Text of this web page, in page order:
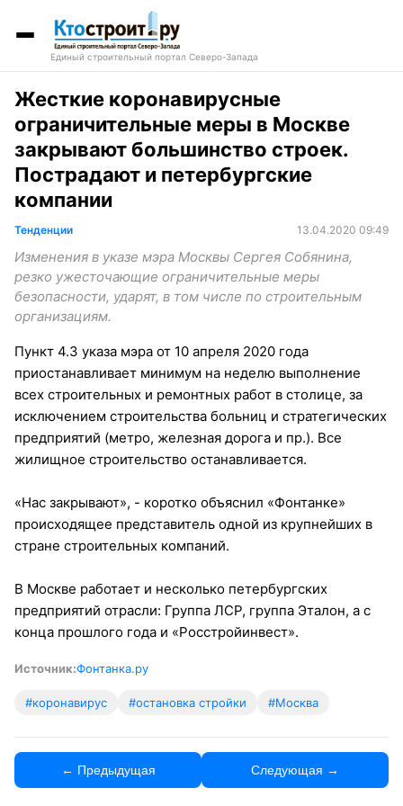
Единый строительный портал Северо-Запада
Жесткие коронавирусные
ограничительные меры в Москве
закрывают большинство строек.
Пострадают и петербургские
компании
Тенденции 13.04.2020 09:49
Изменения в указе мэра Москвы Сергея Собянина,
резко ужесточающие ограничительные меры
безопасности, ударят, в том числе по строительным
организациям.
Пункт 4.3 указа мэра от 10 апреля 2020 года
приостанавливает минимум на неделю выполнение
всех строительных и ремонтных работ в столице, за
исключением строительства больниц и стратегических
предприятий (метро, железная дорога и пр.). Все
жилищное строительство останавливается.
«Нас закрывают», - коротко объяснил «Фонтанке»
происходящее представитель одной из крупнейших в
стране строительных компаний.
В Москве работает и несколько петербургских
предприятий отрасли: Группа ЛСР, группа Эталон, а с
конца прошлого года и «Росстройинвест».
Источник:Фонтанка.ру
#коронавирус #остановка стройки #Москва
← Предыдущая Следующая →